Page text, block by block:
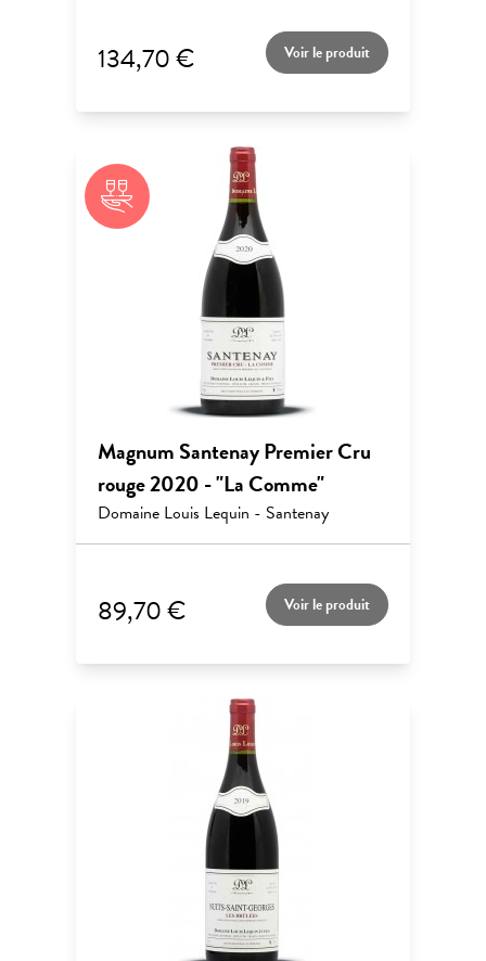
134,70 € Voir le produit
Magnum Santenay Premier Cru
rouge 2020 - "La Comme"
Domaine Louis Lequin - Santenay
89,70 € Voir le produit